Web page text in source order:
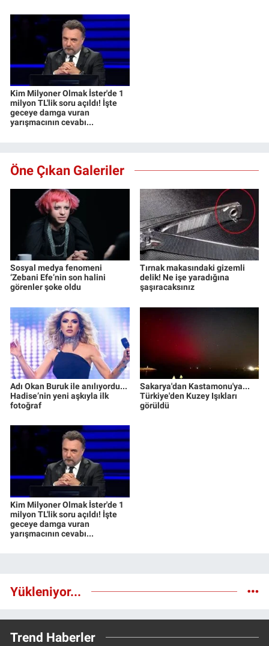
Kim Milyoner Olmak İster'de 1
milyon TL'lik soru açıldı! İşte
geceye damga vuran
yarışmacının cevabı...
Öne Çıkan Galeriler
Sosyal medya fenomeni
‘Zebani Efe’nin son halini
görenler şoke oldu
Tırnak makasındaki gizemli
delik! Ne işe yaradığına
şaşıracaksınız
Adı Okan Buruk ile anılıyordu...
Hadise’nin yeni aşkıyla ilk
fotoğraf
Sakarya'dan Kastamonu'ya...
Türkiye'den Kuzey Işıkları
görüldü
Kim Milyoner Olmak İster'de 1
milyon TL'lik soru açıldı! İşte
geceye damga vuran
yarışmacının cevabı...
Yükleniyor...
Trend Haberler